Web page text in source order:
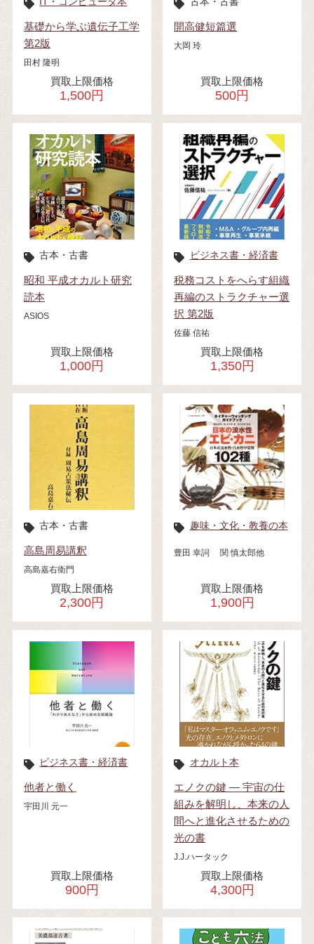
基礎から学ぶ遺伝子工学
第2版
田村 隆明
買取上限価格
1,500円
開高健短篇選
大岡 玲
買取上限価格
500円
古本・古書
昭和 平成オカルト研究
読本
ASIOS
買取上限価格
1,000円
ビジネス書・経済書
税務コストをへらす組織
再編のストラクチャー選
択 第2版
佐藤 信祐
買取上限価格
1,350円
古本・古書
高島周易講釈
高島嘉右衛門
買取上限価格
2,300円
趣味・文化・教養の本
豊田 幸詞 関 慎太郎他
買取上限価格
1,900円
ビジネス書・経済書
他者と働く
宇田川 元一
買取上限価格
900円
オカルト本
エノクの鍵 ― 宇宙の仕
組みを解明し、本来の人
間へと進化させるための
光の書
J.J.ハータック
買取上限価格
4,300円